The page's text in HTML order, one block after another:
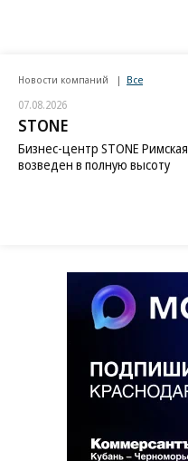
Новости компаний Все
07.08.2026
STONE
Бизнес-центр STONE Римская
возведен в полную высоту